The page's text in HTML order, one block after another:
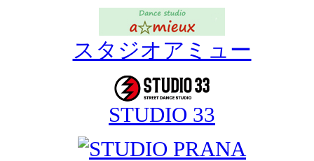
スタジオアミュー
STUDIO 33